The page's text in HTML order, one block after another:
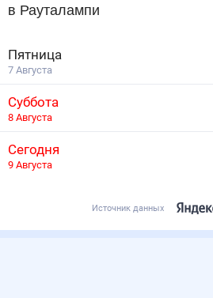
в Рауталампи
Пятница
7 Августа
Суббота
8 Августа
Сегодня
9 Августа
Источник данных